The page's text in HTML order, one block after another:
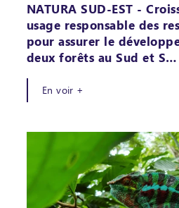
NATURA SUD-EST -
usage responsable des
pour assurer le
deux forêts au Sud et S…
En voir +